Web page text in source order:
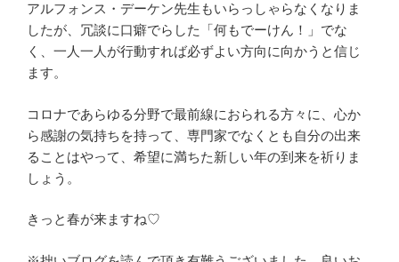
アルフォンス・デーケン先生もいらっしゃらなくなりま
したが、冗談に口癖でらした「何もでーけん！」でな
く、一人一人が行動すれば必ずよい方向に向かうと信じ
ます。
コロナであらゆる分野で最前線におられる方々に、心か
ら感謝の気持ちを持って、専門家でなくとも自分の出来
ることはやって、希望に満ちた新しい年の到来を祈りま
しょう。
きっと春が来ますね♡